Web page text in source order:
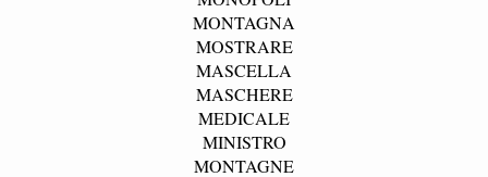
MONTAGNA
MOSTRARE
MASCELLA
MASCHERE
MEDICALE
MINISTRO
MONTAGNE